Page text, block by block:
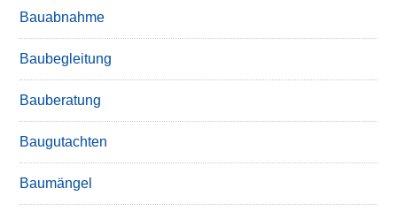
Bauabnahme
Baubegleitung
Bauberatung
Baugutachten
Baumängel